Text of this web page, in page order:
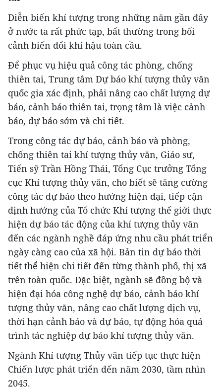
Diễn biến khí tượng trong những năm gần đây
ở nước ta rất phức tạp, bất thường trong bối
cảnh biến đổi khí hậu toàn cầu.
Để phục vụ hiệu quả công tác phòng, chống
thiên tai, Trung tâm Dự báo khí tượng thủy văn
quốc gia xác định, phải nâng cao chất lượng dự
báo, cảnh báo thiên tai, trọng tâm là việc cảnh
báo, dự báo sớm và chi tiết.
Trong công tác dự báo, cảnh báo và phòng,
chống thiên tai khí tượng thủy văn, Giáo sư,
Tiến sỹ Trần Hồng Thái, Tổng Cục trưởng Tổng
cục Khí tượng thủy văn, cho biết sẽ tăng cường
công tác dự báo theo hướng hiện đại, tiếp cận
định hướng của Tổ chức Khí tượng thế giới thực
hiện dự báo tác động của khí tượng thủy văn
đến các ngành nghề đáp ứng nhu cầu phát triển
ngày càng cao của xã hội. Bản tin dự báo thời
tiết thể hiện chi tiết đến từng thành phố, thị xã
trên toàn quốc. Đặc biệt, ngành sẽ đồng bộ và
hiện đại hóa công nghệ dự báo, cảnh báo khí
tượng thủy văn, nâng cao chất lượng dịch vụ,
thời hạn cảnh báo và dự báo, tự động hóa quá
trình tác nghiệp dự báo khí tượng thủy văn.
Ngành Khí tượng Thủy văn tiếp tục thực hiện
Chiến lược phát triển đến năm 2030, tầm nhìn
2045.